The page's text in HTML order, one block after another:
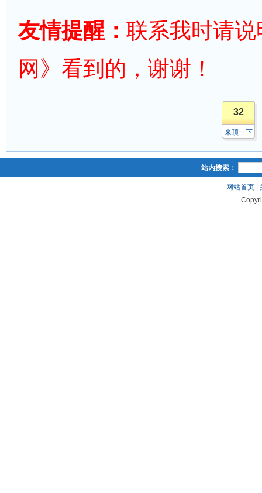
友情提醒： 联系我时请
网》看到的，谢谢！
32
来顶一下
站内搜索：
网站首页